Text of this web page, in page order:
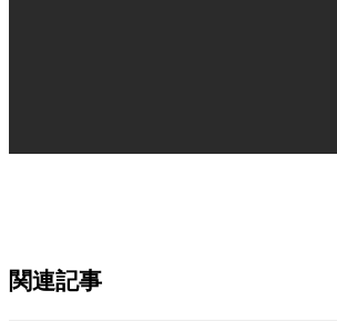
関連記事